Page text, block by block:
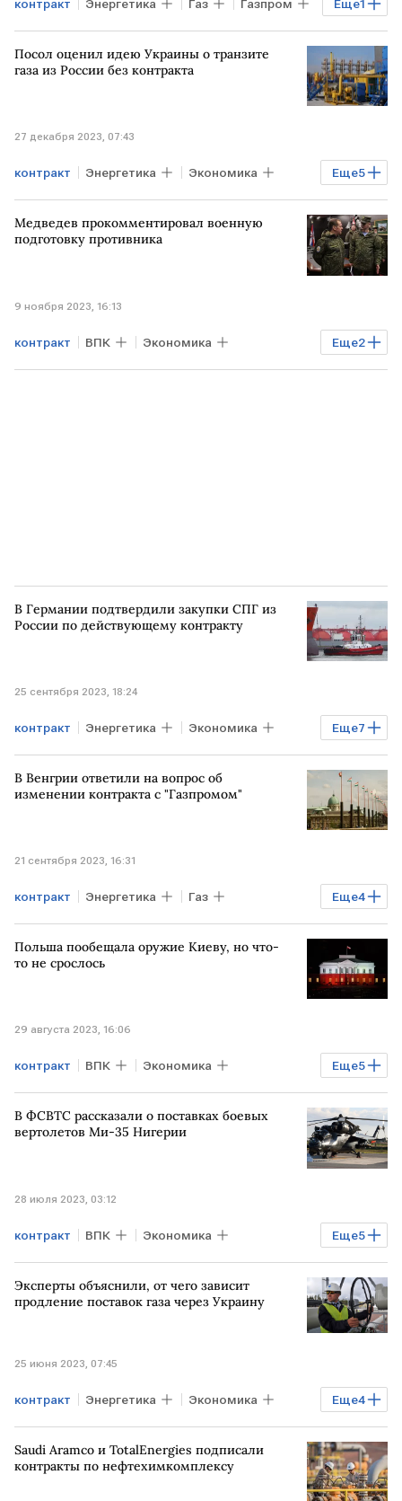
Еще1
контракт Энергетика Газ Газпром
МОЛДАВИЯ
Посол оценил идею Украины о транзите
газа из России без контракта
27 декабря 2023, 07:43
Еще5
контракт Энергетика Экономика
Мировая экономика Газ УКРАИНА
транзит АВСТРИЯ
Медведев прокомментировал военную
подготовку противника
9 ноября 2023, 16:13
Еще2
контракт ВПК Экономика
Дмитрий Медведев СВО
В Германии подтвердили закупки СПГ из
России по действующему контракту
25 сентября 2023, 18:24
Еще7
контракт Энергетика Экономика
Мировая экономика Газ В мире
ГЕРМАНИЯ СПГ РОССИЯ
В Венгрии ответили на вопрос об
изменении контракта с "Газпромом"
21 сентября 2023, 16:31
Еще4
контракт Энергетика Газ
Газовый вентиль ВЕНГРИЯ
РОССИЯ
Польша пообещала оружие Киеву, но что-
то не срослось
29 августа 2023, 16:06
Еще5
контракт ВПК Экономика
Мировая экономика ПОЛЬША
УКРАИНА вооружение
В ФСВТС рассказали о поставках боевых
вертолетов Ми-35 Нигерии
28 июля 2023, 03:12
Еще5
контракт ВПК Экономика
Мировая экономика ФСВТС
вертолеты поставки Нигерия
Эксперты объяснили, от чего зависит
продление поставок газа через Украину
25 июня 2023, 07:45
Еще4
контракт Энергетика Экономика
Мировая экономика Газ
продление транзит
Saudi Aramco и TotalEnergies подписали
контракты по нефтехимкомплексу